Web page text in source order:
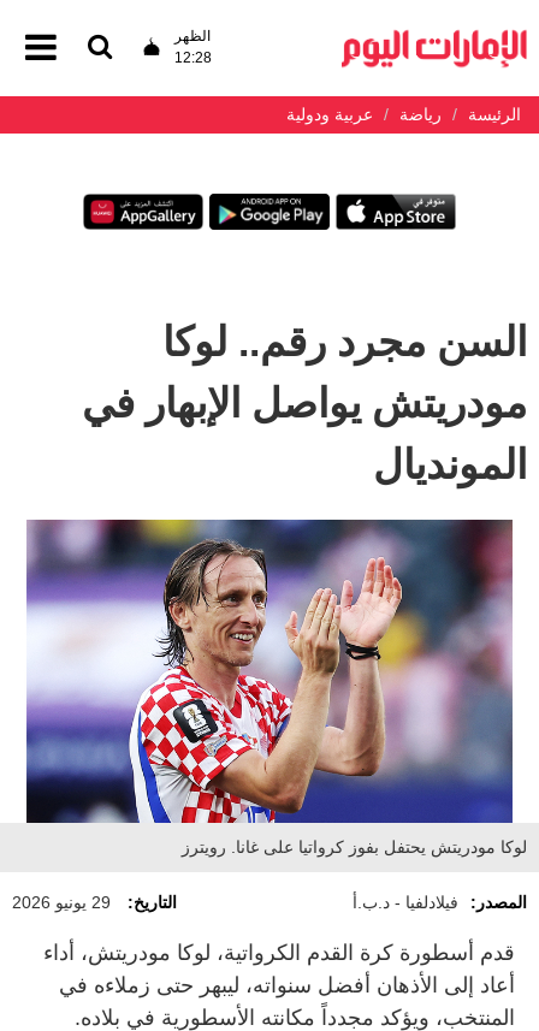
الظهر
12:28
الرئيسة رياضة عربية ودولية
السن مجرد رقم.. لوكا
مودريتش يواصل الإبهار في
المونديال
لوكا مودريتش يحتفل بفوز كرواتيا على غانا. رويترز
المصدر: فيلادلفيا - د.ب.أ التاريخ: 29 يونيو 2026
قدم أسطورة كرة القدم الكرواتية، لوكا مودريتش، أداء
أعاد إلى الأذهان أفضل سنواته، ليبهر حتى زملاءه في
المنتخب، ويؤكد مجدداً مكانته الأسطورية في بلاده.